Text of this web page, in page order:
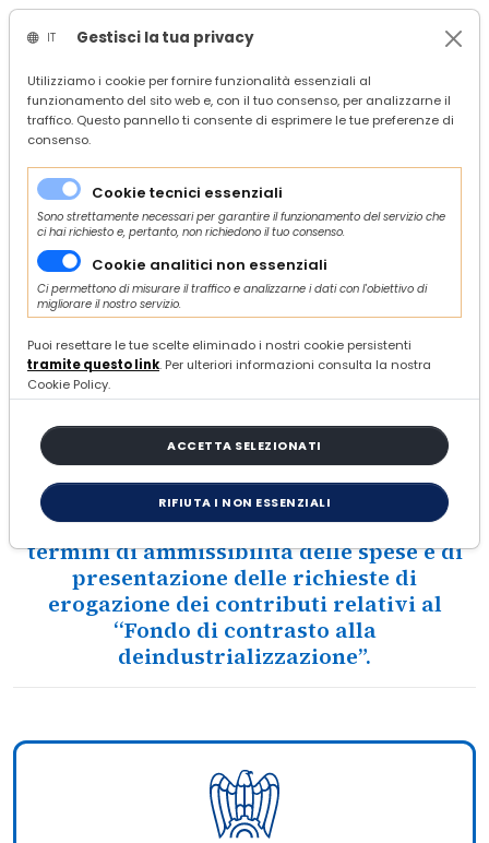
/ Confindustria Ascoli Piceno
/ Servizi
/ Economia
/ "Fondo di contrasto alla deindustrializzazione” - Proroghe
MARTEDÌ 22 OTTOBRE 2024
"Fondo di contrasto alla
deindustrializzazione” -
Proroghe
Il Dipartimento per le Politiche di
Coesione e per il Sud ha prorogato i
termini di ammissibilità delle spese e di
presentazione delle richieste di
erogazione dei contributi relativi al
“Fondo di contrasto alla
deindustrializzazione”.
IT Gestisci la tua privacy
Utilizziamo i cookie per fornire funzionalità essenziali al
funzionamento del sito web e, con il tuo consenso, per analizzarne il
traffico. Questo pannello ti consente di esprimere le tue preferenze di
consenso.
Cookie tecnici essenziali
Sono strettamente necessari per garantire il funzionamento del servizio che
ci hai richiesto e, pertanto, non richiedono il tuo consenso.
Cookie analitici non essenziali
Ci permettono di misurare il traffico e analizzarne i dati con l'obiettivo di
migliorare il nostro servizio.
Puoi resettare le tue scelte eliminado i nostri cookie persistenti
tramite questo link. Per ulteriori informazioni consulta la nostra
Cookie Policy.
ACCETTA SELEZIONATI
RIFIUTA I NON ESSENZIALI